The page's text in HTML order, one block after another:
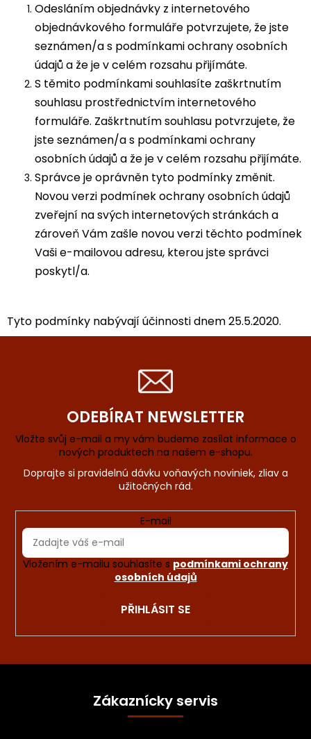
Odesláním objednávky z internetového
objednávkového formuláře potvrzujete, že jste
seznámen/a s podmínkami ochrany osobních
údajů a že je v celém rozsahu přijímáte.
S těmito podmínkami souhlasíte zaškrtnutím
souhlasu prostřednictvím internetového
formuláře. Zaškrtnutím souhlasu potvrzujete, že
jste seznámen/a s podmínkami ochrany
osobních údajů a že je v celém rozsahu přijímáte.
Správce je oprávněn tyto podmínky změnit.
Novou verzi podmínek ochrany osobních údajů
zveřejní na svých internetových stránkách a
zároveň Vám zašle novou verzi těchto podmínek
Vaši e-mailovou adresu, kterou jste správci
poskytl/a.
Tyto podmínky nabývají účinnosti dnem 25.5.2020.
ODEBÍRAT NEWSLETTER
Vložte svůj e-mail a my vám budeme zasílat informace o
nových produktech na našem e-shopu.
E-mail
Vložením e-mailu souhlasíte s podmínkami ochrany
osobních údajů
PŘIHLÁSIT SE
Z
Zákaznícky servis